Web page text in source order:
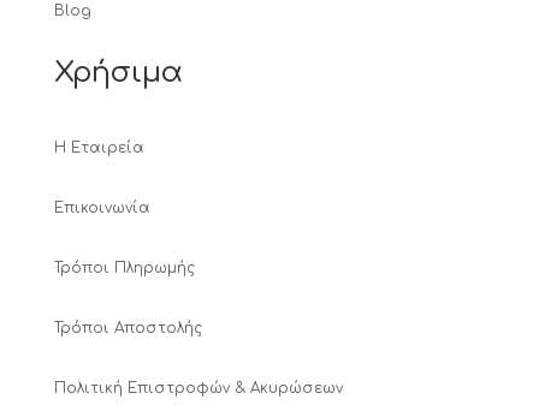
Blog
Χρήσιμα
Η Εταιρεία
Επικοινωνία
Τρόποι Πληρωμής
Τρόποι Αποστολής
Πολιτική Επιστροφών & Ακυρώσεων